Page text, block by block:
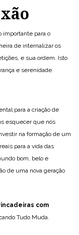
importante para o
de internalizar os
e sua ordem. Isto
e serenidade.
para a criação de
esquecer que nós
na formação de um
para a vida das
bom, belo e
de uma nova geração
com
Tudo Muda.